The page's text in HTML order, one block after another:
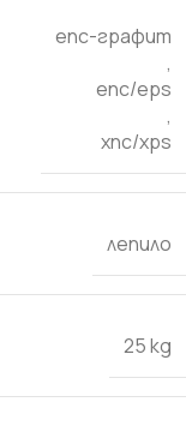
епс-графит
,
епс/eps
,
хпс/xps
лепило
25 kg